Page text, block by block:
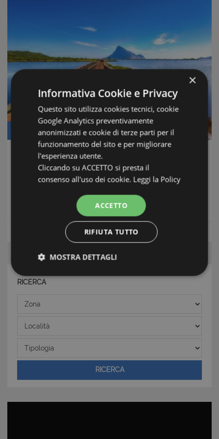
Prezzo: € 159.000
La Casa degli Artisti Porto San Paolo
San Teodoro/Loiri Porto San Paolo
Distanza dal mare: 5 Minuti a Piedi
Sardegna Orientale
RICERCA
Zona
Località
Tipologia
RICERCA
×
Informativa Cookie e Privacy
Questo sito utilizza cookies tecnici, cookie
Google Analytics preventivamente
anonimizzati e cookie di terze parti per il
funzionamento del sito e per migliorare
l'esperienza utente.
Cliccando su ACCETTO si presta il
consenso all'uso dei cookie. Leggi la Policy
ACCETTO
RIFIUTA TUTTO
MOSTRA DETTAGLI
Strettamente necessari e Statistiche
funzionalità del sito Web principale come l'accesso
degli utenti e la gestione dell'account. Il sito Web